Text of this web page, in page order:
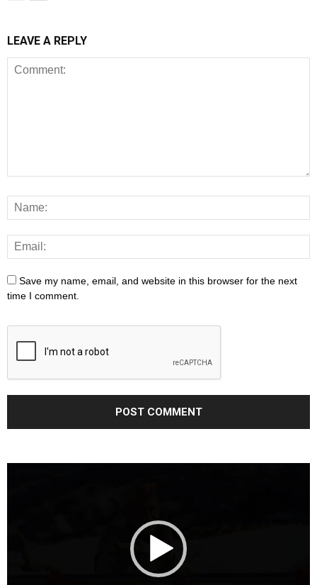
LEAVE A REPLY
Save my name, email, and website in this browser for the next
time I comment.